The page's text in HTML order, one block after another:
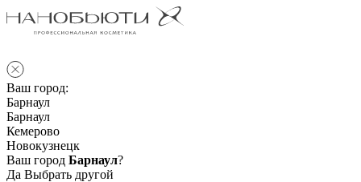
Ваш город:
Барнаул
Барнаул
Кемерово
Новокузнецк
Ваш город Барнаул?
Да Выбрать другой